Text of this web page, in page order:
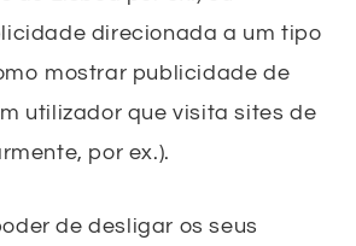
direcionada a um tipo
mostrar publicidade de
utilizador que visita sites de
por ex.).
de desligar os seus